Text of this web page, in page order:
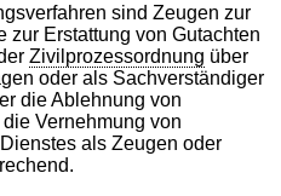
sind Zeugen zur
zur Erstattung von Gutachten
Zivilprozessordnung über
oder als Sachverständiger
die Ablehnung von
Vernehmung von
als Zeugen oder